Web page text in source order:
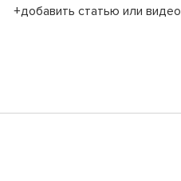
+добавить статью или видео